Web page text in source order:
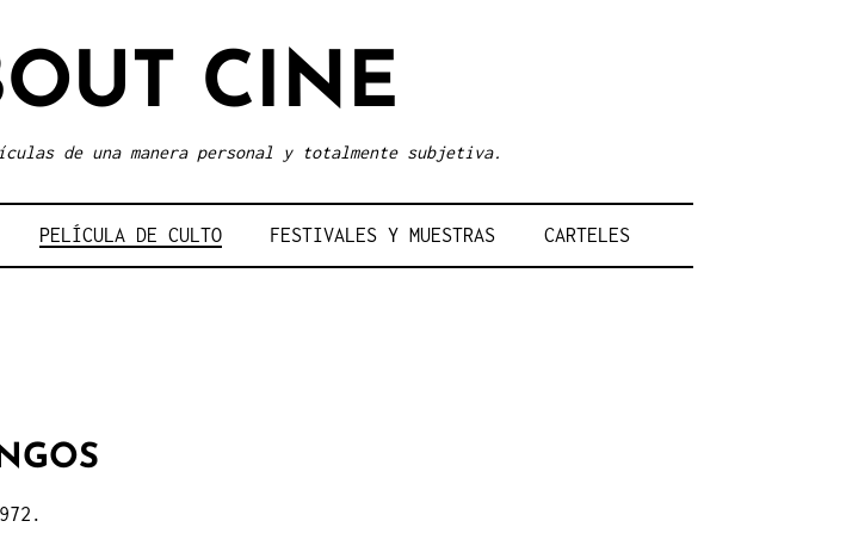
CINE
de una manera personal y totalmente subjetiva.
PELÍCULA DE CULTO FESTIVALES Y MUESTRAS CARTELES